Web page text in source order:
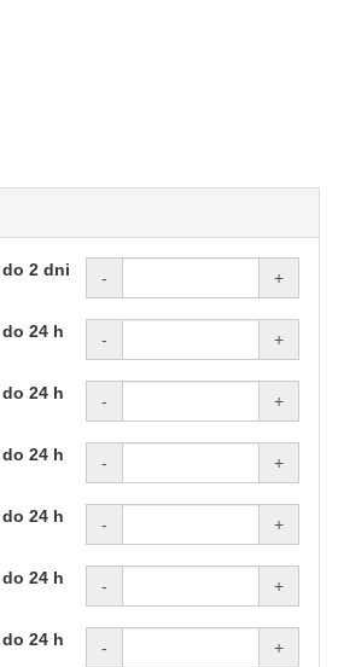
do 2 dni - +
do 24 h - +
do 24 h - +
do 24 h - +
do 24 h - +
do 24 h - +
do 24 h - +